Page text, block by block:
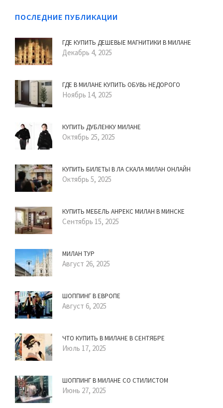
ПОСЛЕДНИЕ ПУБЛИКАЦИИ
ГДЕ КУПИТЬ ДЕШЕВЫЕ МАГНИТИКИ В МИЛАНЕ
Декабрь 4, 2025
ГДЕ В МИЛАНЕ КУПИТЬ ОБУВЬ НЕДОРОГО
Ноябрь 14, 2025
КУПИТЬ ДУБЛЕНКУ МИЛАНЕ
Октябрь 25, 2025
КУПИТЬ БИЛЕТЫ В ЛА СКАЛА МИЛАН ОНЛАЙН
Октябрь 5, 2025
КУПИТЬ МЕБЕЛЬ АНРЕКС МИЛАН В МИНСКЕ
Сентябрь 15, 2025
МИЛАН ТУР
Август 26, 2025
ШОППИНГ В ЕВРОПЕ
Август 6, 2025
ЧТО КУПИТЬ В МИЛАНЕ В СЕНТЯБРЕ
Июль 17, 2025
ШОППИНГ В МИЛАНЕ СО СТИЛИСТОМ
Июнь 27, 2025